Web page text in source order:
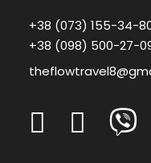
+38 (073) 155-34-
+38 (098) 500-27-